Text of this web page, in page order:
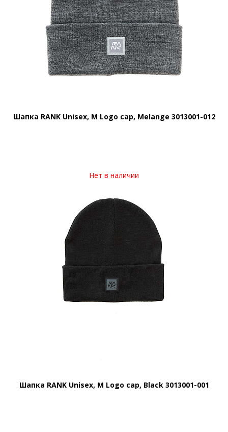
Шапка RANK Unisex, M Logo cap, Melange 3013001-012
Нет в наличии
Шапка RANK Unisex, M Logo cap, Black 3013001-001